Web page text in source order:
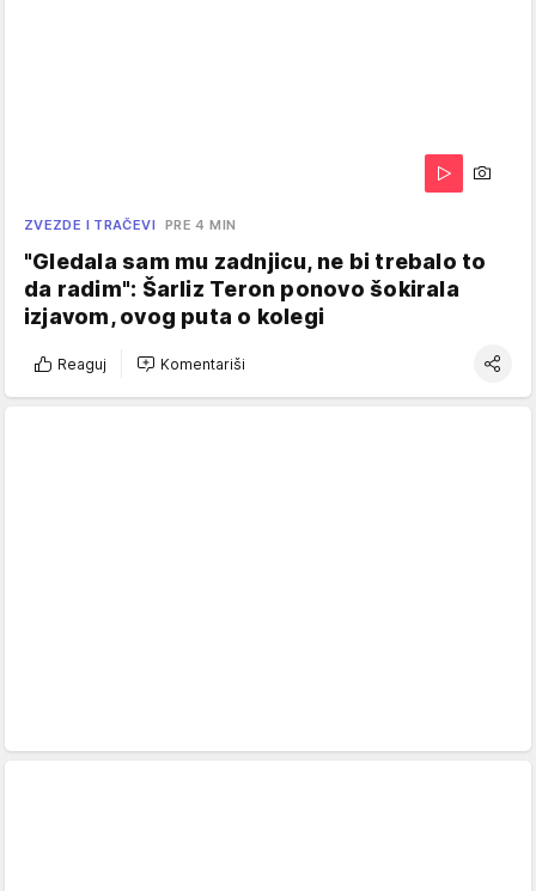
ZVEZDE I TRAČEVI PRE 4 MIN
"Gledala sam mu zadnjicu, ne bi trebalo to
da radim": Šarliz Teron ponovo šokirala
izjavom, ovog puta o kolegi
Reaguj Komentariši